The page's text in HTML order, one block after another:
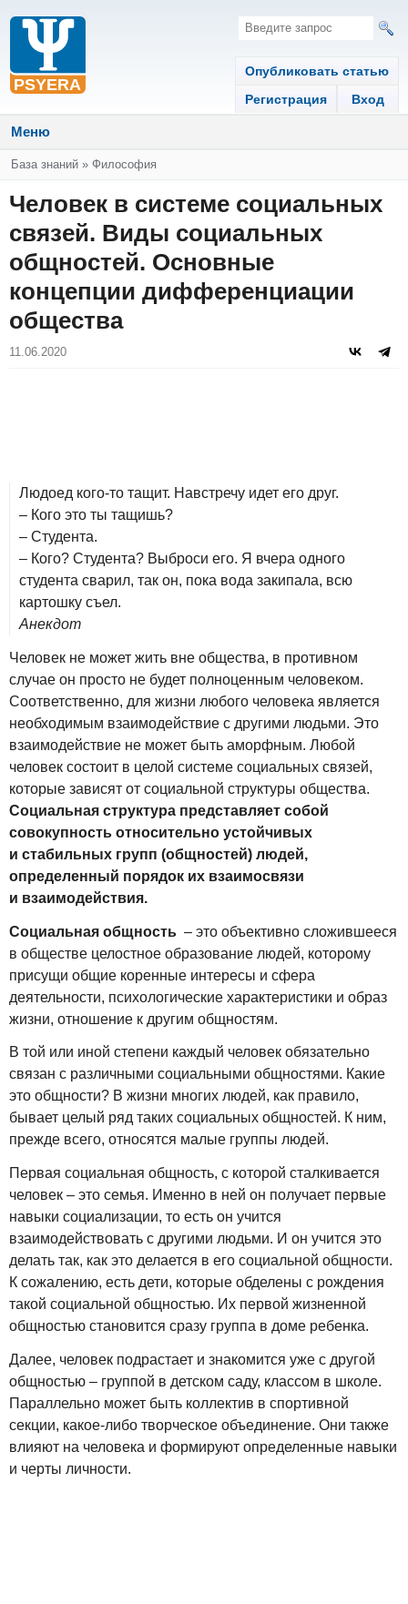
Опубликовать статью
Регистрация
Вход
Меню
Вы здесь
База знаний » Философия
Человек в системе социальных
связей. Виды социальных
общностей. Основные
концепции дифференциации
общества
11.06.2020
Людоед кого-то тащит. Навстречу идет его друг.
– Кого это ты тащишь?
– Студента.
– Кого? Студента? Выброси его. Я вчера одного
студента сварил, так он, пока вода закипала, всю
картошку съел.
Анекдот
Человек не может жить вне общества, в противном
случае он просто не будет полноценным человеком.
Соответственно, для жизни любого человека является
необходимым взаимодействие с другими людьми. Это
взаимодействие не может быть аморфным. Любой
человек состоит в целой системе социальных связей,
которые зависят от социальной структуры общества.
Социальная структура представляет собой
совокупность относительно устойчивых
и стабильных групп (общностей) людей,
определенный порядок их взаимосвязи
и взаимодействия.
Социальная общность – это объективно сложившееся
в обществе целостное образование людей, которому
присущи общие коренные интересы и сфера
деятельности, психологические характеристики и образ
жизни, отношение к другим общностям.
В той или иной степени каждый человек обязательно
связан с различными социальными общностями. Какие
это общности? В жизни многих людей, как правило,
бывает целый ряд таких социальных общностей. К ним,
прежде всего, относятся малые группы людей.
Первая социальная общность, с которой сталкивается
человек – это семья. Именно в ней он получает первые
навыки социализации, то есть он учится
взаимодействовать с другими людьми. И он учится это
делать так, как это делается в его социальной общности.
К сожалению, есть дети, которые обделены с рождения
такой социальной общностью. Их первой жизненной
общностью становится сразу группа в доме ребенка.
Далее, человек подрастает и знакомится уже с другой
общностью – группой в детском саду, классом в школе.
Параллельно может быть коллектив в спортивной
секции, какое-либо творческое объединение. Они также
влияют на человека и формируют определенные навыки
и черты личности.